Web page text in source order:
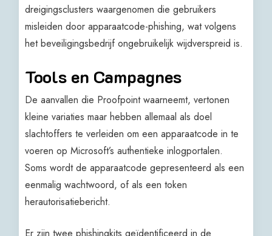
dreigingsclusters waargenomen die gebruikers
misleiden door apparaatcode-phishing, wat volgens
het beveiligingsbedrijf ongebruikelijk wijdverspreid is.
Tools en Campagnes
De aanvallen die Proofpoint waarneemt, vertonen
kleine variaties maar hebben allemaal als doel
slachtoffers te verleiden om een apparaatcode in te
voeren op Microsoft’s authentieke inlogportalen.
Soms wordt de apparaatcode gepresenteerd als een
eenmalig wachtwoord, of als een token
herautorisatiebericht.
Er zijn twee phishingkits geïdentificeerd in de